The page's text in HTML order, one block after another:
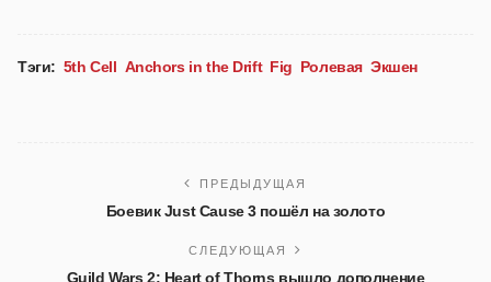
Тэги: 5th Cell Anchors in the Drift Fig Ролевая Экшен
ПРЕДЫДУЩАЯ
Боевик Just Cause 3 пошёл на золото
СЛЕДУЮЩАЯ
Guild Wars 2: Heart of Thorns вышло дополнение